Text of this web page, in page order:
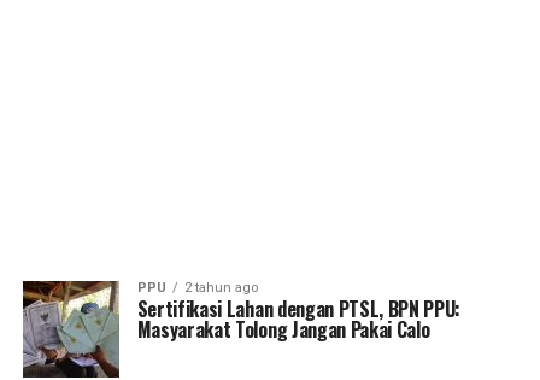
PPU 2 tahun ago
Sertifikasi Lahan dengan PTSL, BPN PPU:
Masyarakat Tolong Jangan Pakai Calo